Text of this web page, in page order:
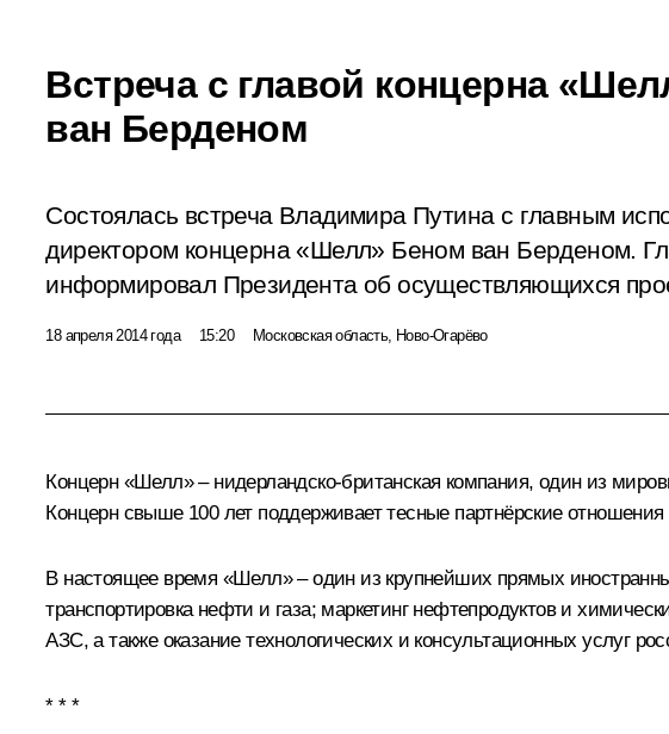
Встреча с главой концерна
ван Берденом
Состоялась встреча Владимира Путина с главным
директором концерна «Шелл» Беном ван Берденом.
информировал Президента об осуществляющихся
18 апреля 2014 года 15:20 Московская область, Ново-Огарёво
Концерн «Шелл» – нидерландско-британская компания, один из
Концерн свыше 100 лет поддерживает тесные партнёрские
В настоящее время «Шелл» – один из крупнейших прямых
транспортировка нефти и газа; маркетинг нефтепродуктов и
АЗС, а также оказание технологических и консультационных услуг
* * *